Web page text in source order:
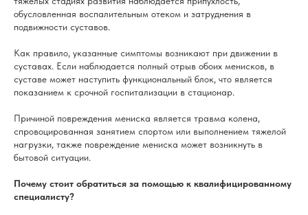
обусловленная воспалительным отеком и затруднения в
подвижности суставов.
Как правило, указанные симптомы возникают при движении в
суставах. Если наблюдается полный отрыв обоих менисков, в
суставе может наступить функциональный блок, что является
показанием к срочной госпитализации в стационар.
Причиной повреждения мениска является травма колена,
спровоцированная занятием спортом или выполнением тяжелой
нагрузки, также повреждение мениска может возникнуть в
бытовой ситуации.
Почему стоит обратиться за помощью к квалифицированному
специалисту?